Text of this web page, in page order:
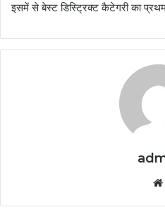
इसमें से बेस्ट डिस्ट्रिक्ट कैटेगरी का प्रथम